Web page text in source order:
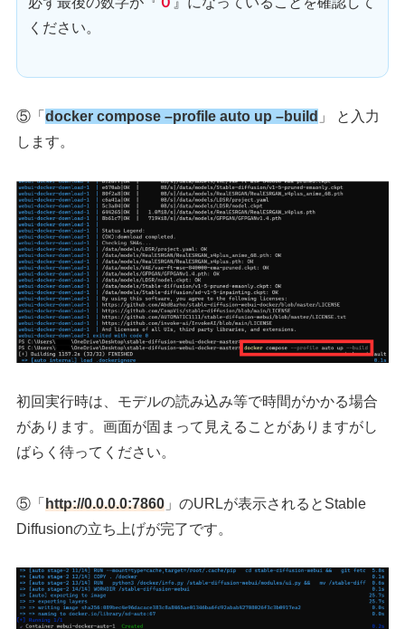
ください。
⑤「docker compose –profile auto up –build 」 と入力
します。
初回実行時は、モデルの読み込み等で時間がかかる場合
があります。画面が固まって見えることがありますがし
ばらく待ってください。
⑤「http://0.0.0.0:7860 」のURLが表示されるとStable
Diffusionの立ち上げが完了です。